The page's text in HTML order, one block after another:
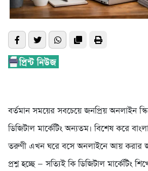
বর্তমান সময়ের সবচেয়ে জনপ্রিয় অনলাইন
ডিজিটাল মার্কেটিং অন্যতম। বিশেষ করে
তরুণী এখন ঘরে বসে অনলাইনে আয় করার
প্রশ্ন হচ্ছে — সত্যিই কি ডিজিটাল মার্কেটিং